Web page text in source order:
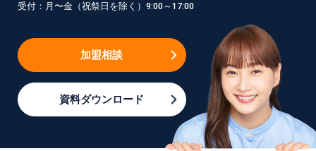
受付：月〜金（祝祭日を除く）9:00～17:00
加盟相談
資料ダウンロード